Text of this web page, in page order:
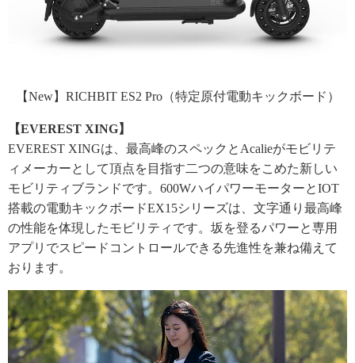
【New】RICHBIT ES2 Pro（特定原付電動キックボード）
【EVEREST XING】
EVEREST XINGは、最高峰のスペックとAcalieがモビリテ
ィメーカーとして頂点を目指す二つの意味をこめた新しい
モビリティブランドです。600WハイパワーモーターとIOT
搭載の電動キックボードEX15シリーズは、文字通り最高峰
の性能を体現したモビリティです。坂を登るパワーと専用
アプリでスピードコントロールできる先進性を兼ね備えて
おります。